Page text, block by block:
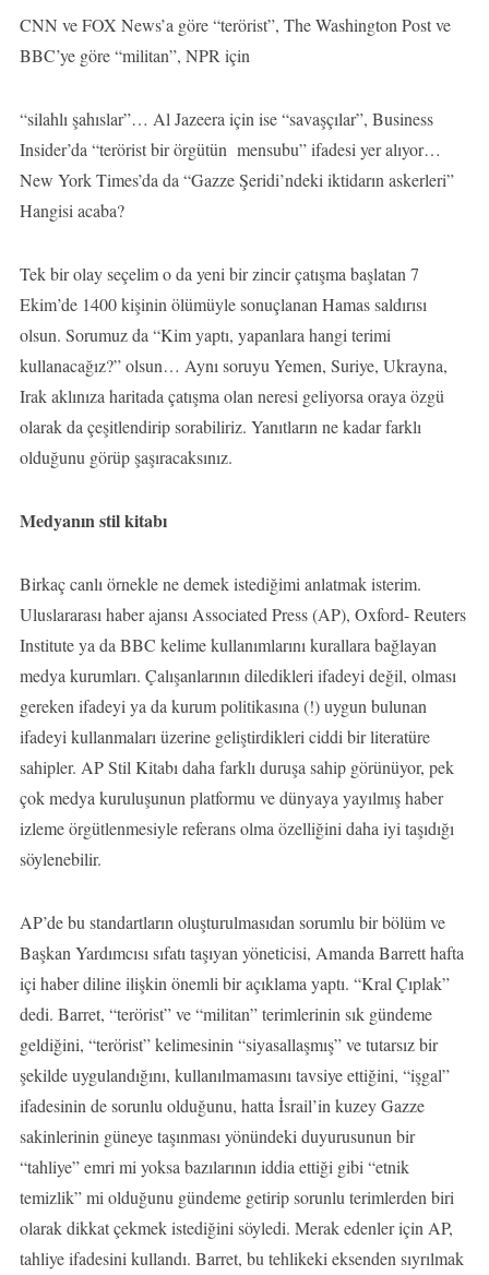
CNN ve FOX News’a göre “terörist”, The Washington Post ve
BBC’ye göre “militan”, NPR için
“silahlı şahıslar”… Al Jazeera için ise “savaşçılar”, Business
Insider’da “terörist bir örgütün mensubu” ifadesi yer alıyor…
New York Times’da da “Gazze Şeridi’ndeki iktidarın askerleri”
Hangisi acaba?
Tek bir olay seçelim o da yeni bir zincir çatışma başlatan 7
Ekim’de 1400 kişinin ölümüyle sonuçlanan Hamas saldırısı
olsun. Sorumuz da “Kim yaptı, yapanlara hangi terimi
kullanacağız?” olsun… Aynı soruyu Yemen, Suriye, Ukrayna,
Irak aklınıza haritada çatışma olan neresi geliyorsa oraya özgü
olarak da çeşitlendirip sorabiliriz. Yanıtların ne kadar farklı
olduğunu görüp şaşıracaksınız.
Medyanın stil kitabı
Birkaç canlı örnekle ne demek istediğimi anlatmak isterim.
Uluslararası haber ajansı Associated Press (AP), Oxford- Reuters
Institute ya da BBC kelime kullanımlarını kurallara bağlayan
medya kurumları. Çalışanlarının diledikleri ifadeyi değil, olması
gereken ifadeyi ya da kurum politikasına (!) uygun bulunan
ifadeyi kullanmaları üzerine geliştirdikleri ciddi bir literatüre
sahipler. AP Stil Kitabı daha farklı duruşa sahip görünüyor, pek
çok medya kuruluşunun platformu ve dünyaya yayılmış haber
izleme örgütlenmesiyle referans olma özelliğini daha iyi taşıdığı
söylenebilir.
AP’de bu standartların oluşturulmasıdan sorumlu bir bölüm ve
Başkan Yardımcısı sıfatı taşıyan yöneticisi, Amanda Barrett hafta
içi haber diline ilişkin önemli bir açıklama yaptı. “Kral Çıplak”
dedi. Barret, “terörist” ve “militan” terimlerinin sık gündeme
geldiğini, “terörist” kelimesinin “siyasallaşmış” ve tutarsız bir
şekilde uygulandığını, kullanılmamasını tavsiye ettiğini, “işgal”
ifadesinin de sorunlu olduğunu, hatta İsrail’in kuzey Gazze
sakinlerinin güneye taşınması yönündeki duyurusunun bir
“tahliye” emri mi yoksa bazılarının iddia ettiği gibi “etnik
temizlik” mi olduğunu gündeme getirip sorunlu terimlerden biri
olarak dikkat çekmek istediğini söyledi. Merak edenler için AP,
tahliye ifadesini kullandı. Barret, bu tehlikeki eksenden sıyrılmak